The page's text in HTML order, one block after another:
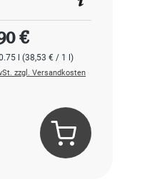
l(38,53 € / 1 l)
Preis:
€
zzgl. Versandkosten